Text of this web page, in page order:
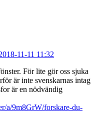
11-11 11:32
För lite gör oss sjuka
är inte svenskarnas intag
är en nödvändig
a/9m8GrW/forskare-du-